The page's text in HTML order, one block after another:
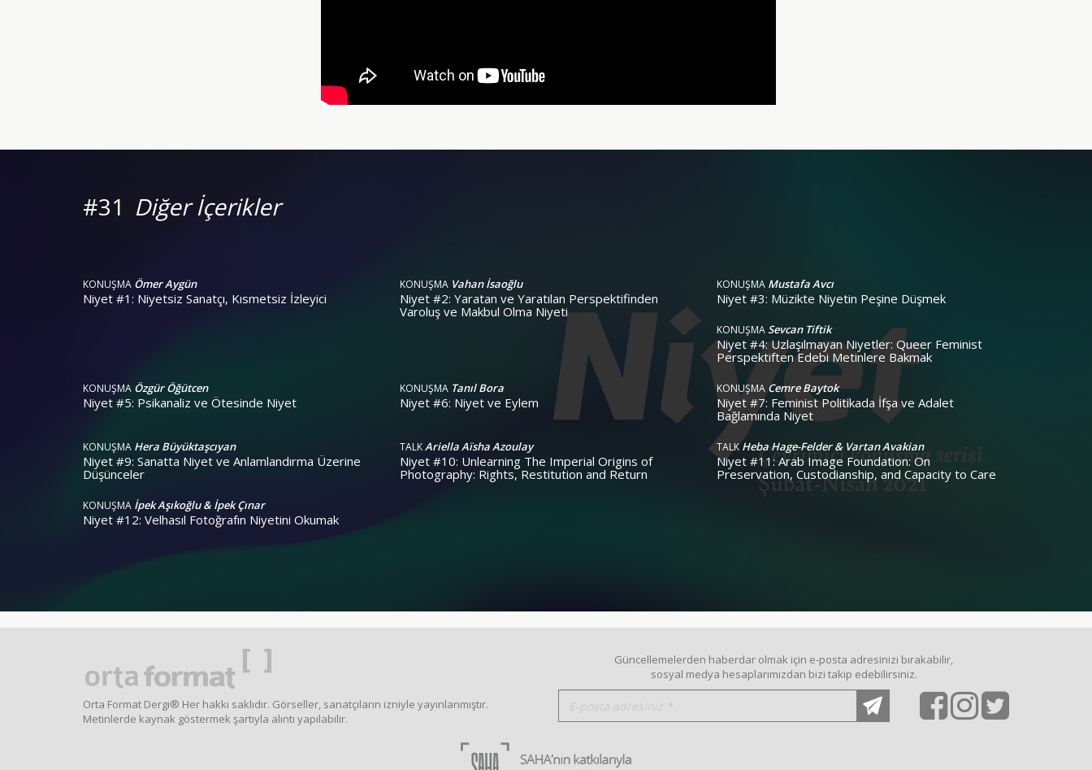
#31 Diğer İçerikler
KONUŞMA Ömer Aygün
Niyet #1: Niyetsiz Sanatçı, Kısmetsiz İzleyici
KONUŞMA Vahan İsaoğlu
Niyet #2: Yaratan ve Yaratılan Perspektifinden
Varoluş ve Makbul Olma Niyeti
KONUŞMA Mustafa Avcı
Niyet #3: Müzikte Niyetin Peşine Düşmek
KONUŞMASevcan Tiftik
Niyet #4: Uzlaşılmayan Niyetler: Queer Feminist
Perspektiften Edebi Metinlere Bakmak
KONUŞMA Özgür Öğütcen
Niyet #5: Psikanaliz ve Ötesinde Niyet
KONUŞMA Tanıl Bora
Niyet #6: Niyet ve Eylem
KONUŞMACemre Baytok
Niyet #7: Feminist Politikada İfşa ve Adalet
Bağlamında Niyet
KONUŞMA Hera Büyüktaşcıyan
Niyet #9: Sanatta Niyet ve Anlamlandırma Üzerine
Düşünceler
TALKAriella Aïsha Azoulay
Niyet #10: Unlearning The Imperial Origins of
Photography: Rights, Restitution and Return
TALKHeba Hage-Felder & Vartan Avakian
Niyet #11: Arab Image Foundation: On
Preservation, Custodianship, and Capacity to Care
KONUŞMA İpek Aşıkoğlu & İpek Çınar
Niyet #12: Velhasıl Fotoğrafın Niyetini Okumak
Orta Format Dergi® Her hakkı saklıdır. Görseller, sanatçıların izniyle yayınlanmıştır.
Metinlerde kaynak göstermek şartıyla alıntı yapılabilir.
Güncellemelerden haberdar olmak için e-posta adresinizi bırakabilir,
sosyal medya hesaplarımızdan bizi takip edebilirsiniz.